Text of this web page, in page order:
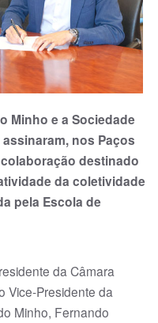
Minho e a Sociedade
nos Paços
des­tinado
da coletividade
pela Escola de
da Câ­­mara
Vice-Pre­sidente da
Minho, Fernando